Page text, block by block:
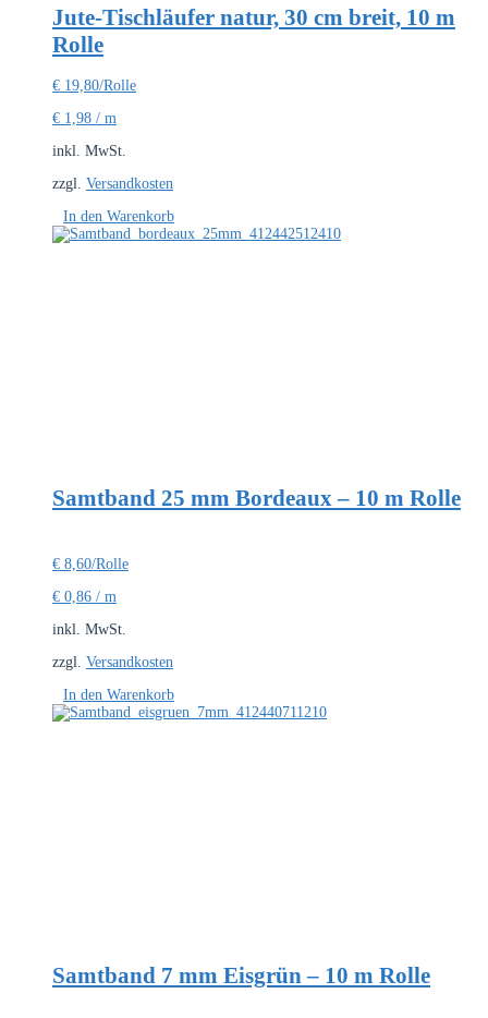
Jute-Tischläufer natur, 30 cm breit, 10 m
Rolle
€ 19,80/Rolle
€ 1,98 / m
inkl. MwSt.
zzgl. Versandkosten
In den Warenkorb
Samtband 25 mm Bordeaux – 10 m Rolle
€ 8,60/Rolle
€ 0,86 / m
inkl. MwSt.
zzgl. Versandkosten
In den Warenkorb
Samtband 7 mm Eisgrün – 10 m Rolle